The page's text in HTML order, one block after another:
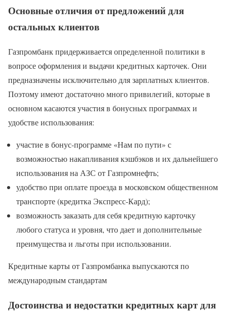
Основные отличия от предложений для
остальных клиентов
Газпромбанк придерживается определенной политики в
вопросе оформления и выдачи кредитных карточек. Они
предназначены исключительно для зарплатных клиентов.
Поэтому имеют достаточно много привилегий, которые в
основном касаются участия в бонусных программах и
удобстве использования:
участие в бонус-программе «Нам по пути» с
возможностью накапливания кэшбэков и их дальнейшего
использования на АЗС от Газпромнефть;
удобство при оплате проезда в московском общественном
транспорте (кредитка Экспресс-Кард);
возможность заказать для себя кредитную карточку
любого статуса и уровня, что дает и дополнительные
преимущества и льготы при использовании.
Кредитные карты от Газпромбанка выпускаются по
международным стандартам
Достоинства и недостатки кредитных карт для